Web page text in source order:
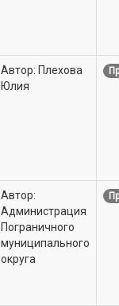
Автор: Плехова
Юлия
Автор:
Администрация
Пограничного
муниципального
округа